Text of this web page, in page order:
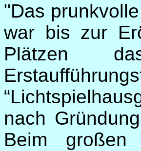
"Das
war bis zur
Plätzen
nach
Beim